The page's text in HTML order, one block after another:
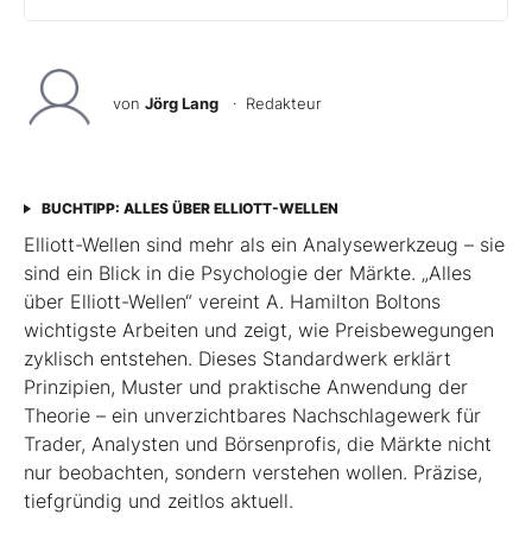
von Jörg Lang · Redakteur
BUCHTIPP: ALLES ÜBER ELLIOTT-WELLEN
Elliott-Wellen sind mehr als ein Analysewerkzeug – sie
sind ein Blick in die Psychologie der Märkte. „Alles
über Elliott-Wellen“ vereint A. Hamilton Boltons
wichtigste Arbeiten und zeigt, wie Preisbewegungen
zyklisch entstehen. Dieses Standardwerk erklärt
Prinzipien, Muster und praktische Anwendung der
Theorie – ein unverzichtbares Nachschlagewerk für
Trader, Analysten und Börsenprofis, die Märkte nicht
nur beobachten, sondern verstehen wollen. Präzise,
tiefgründig und zeitlos aktuell.